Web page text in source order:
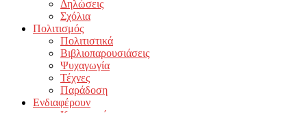
Δηλώσεις
Σχόλια
Πολιτισμός
Πολιτιστικά
Βιβλιοπαρουσιάσεις
Ψυχαγωγία
Τέχνες
Παράδοση
Ενδιαφέρουν